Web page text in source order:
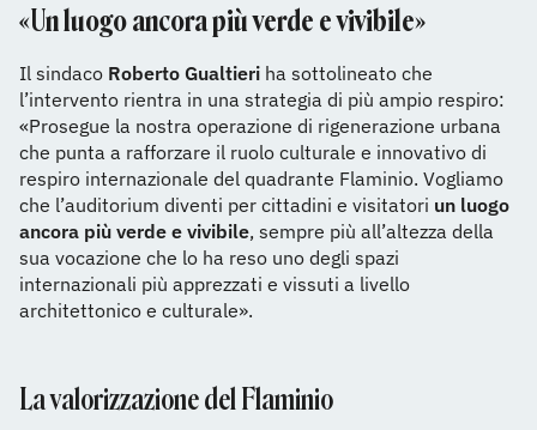
«Un luogo ancora più verde e vivibile»
Il sindaco Roberto Gualtieri ha sottolineato che
l’intervento rientra in una strategia di più ampio respiro:
«Prosegue la nostra operazione di rigenerazione urbana
che punta a rafforzare il ruolo culturale e innovativo di
respiro internazionale del quadrante Flaminio. Vogliamo
che l’auditorium diventi per cittadini e visitatori un luogo
ancora più verde e vivibile, sempre più all’altezza della
sua vocazione che lo ha reso uno degli spazi
internazionali più apprezzati e vissuti a livello
architettonico e culturale».
La valorizzazione del Flaminio